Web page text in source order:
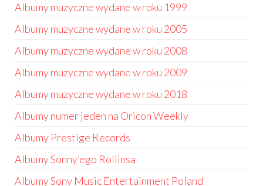
Albumy muzyczne wydane w roku 1999
Albumy muzyczne wydane w roku 2005
Albumy muzyczne wydane w roku 2008
Albumy muzyczne wydane w roku 2009
Albumy muzyczne wydane w roku 2018
Albumy numer jeden na Oricon Weekly
Albumy Prestige Records
Albumy Sonny’ego Rollinsa
Albumy Sony Music Entertainment Poland